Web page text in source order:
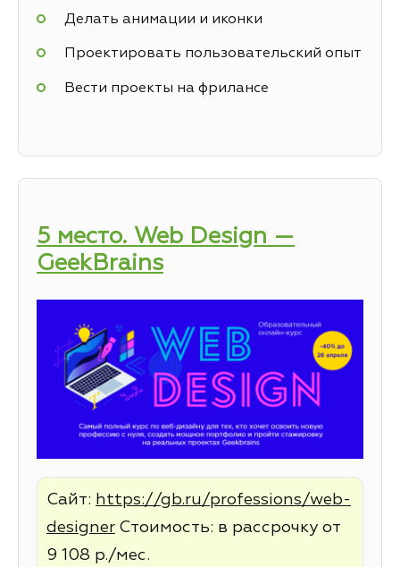
Делать анимации и иконки
Проектировать пользовательский опыт
Вести проекты на фрилансе
5 место. Web Design —
GeekBrains
Сайт: https://gb.ru/professions/web-
designer Стоимость: в рассрочку от
9 108 р./мес.